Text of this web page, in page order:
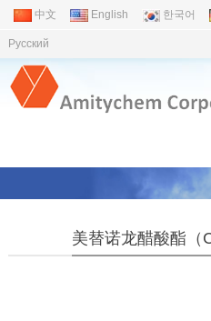
中文 English 한국어
Pусский
美替诺龙醋酸酯（